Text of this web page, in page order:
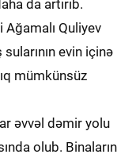
da artırıb.
Quliyev
evin içinə
mümkünsüz
əvvəl dəmir yolu
olub. Binaların